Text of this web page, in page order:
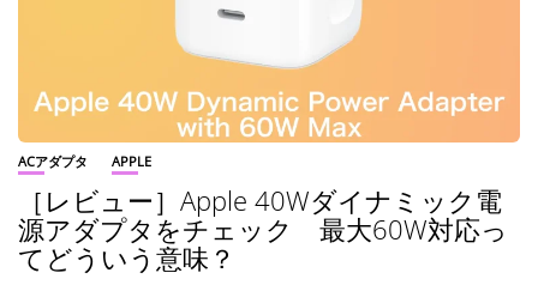
ACアダプタ APPLE
［レビュー］Apple 40Wダイナミック電
源アダプタをチェック 最大60W対応っ
てどういう意味？